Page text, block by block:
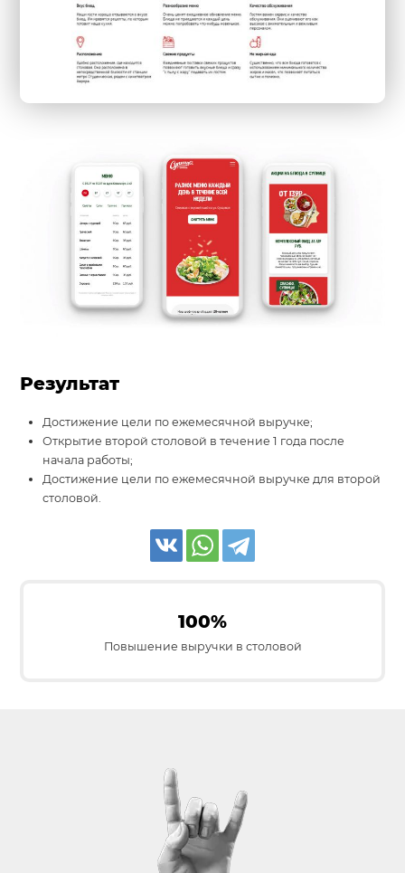
Результат
Достижение цели по ежемесячной выручке;
Открытие второй столовой в течение 1 года после
начала работы;
Достижение цели по ежемесячной выручке для второй
столовой.
100%
Повышение выручки в столовой